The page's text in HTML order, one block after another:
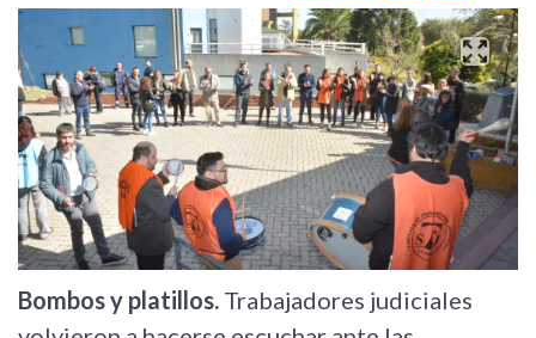
Bombos y platillos. Trabajadores judiciales